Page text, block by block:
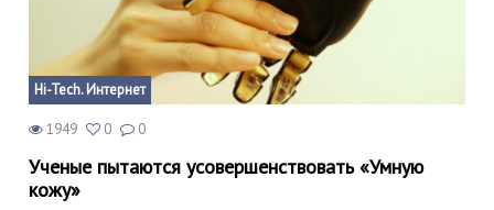
Hi-Tech. Интернет
1949 0 0
Ученые пытаются усовершенствовать «Умную
кожу»